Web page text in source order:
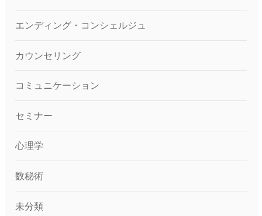
エンディング・コンシェルジュ
カウンセリング
コミュニケーション
セミナー
心理学
数秘術
未分類